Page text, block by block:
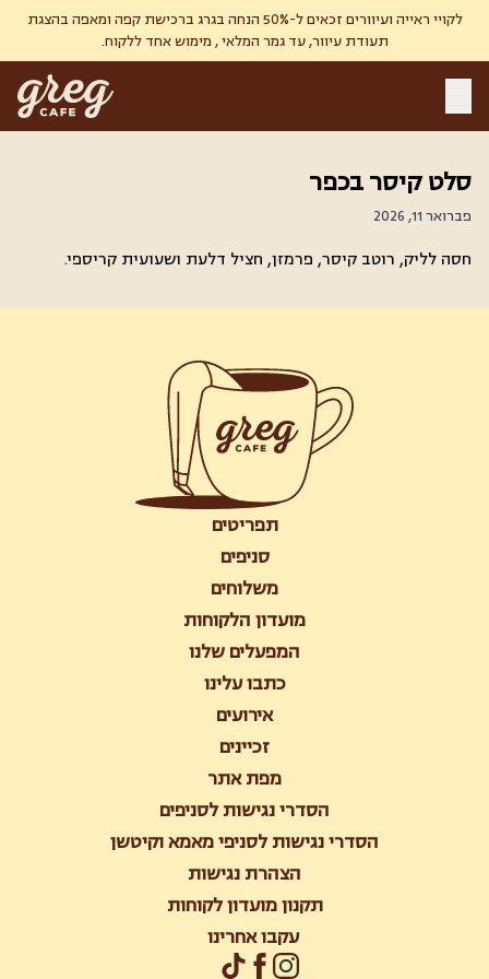
לקויי ראייה ועיוורים זכאים ל-50% הנחה בגרג ברכישת קפה ומאפה בהצגת
תעודת עיוור, עד גמר המלאי , מימוש אחד ללקוח.
סלט קיסר בכפר
פברואר 11, 2026
חסה לליק, רוטב קיסר, פרמזן, חציל דלעת ושעועית קריספי.
תפריטים
סניפים
משלוחים
מועדון הלקוחות
המפעלים שלנו
כתבו עלינו
אירועים
זכיינים
מפת אתר
הסדרי נגישות לסניפים
הסדרי נגישות לסניפי מאמא וקיטשן
הצהרת נגישות
תקנון מועדון לקוחות
עקבו אחרינו